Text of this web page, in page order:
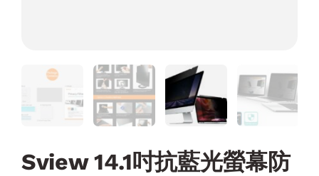
Sview 14.1吋抗藍光螢幕防